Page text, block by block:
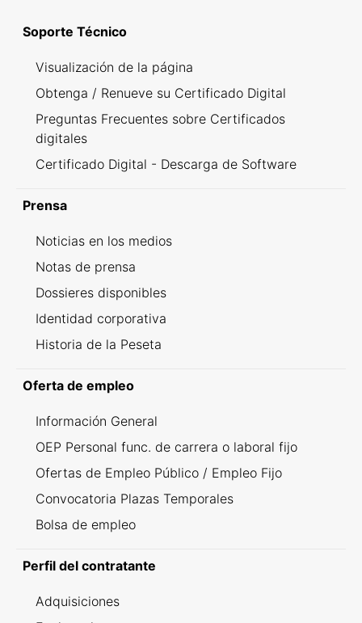
Soporte Técnico
Visualización de la página
Obtenga / Renueve su Certificado Digital
Preguntas Frecuentes sobre Certificados
digitales
Certificado Digital - Descarga de Software
Prensa
Noticias en los medios
Notas de prensa
Dossieres disponibles
Identidad corporativa
Historia de la Peseta
Oferta de empleo
Información General
OEP Personal func. de carrera o laboral fijo
Ofertas de Empleo Público / Empleo Fijo
Convocatoria Plazas Temporales
Bolsa de empleo
Perfil del contratante
Adquisiciones